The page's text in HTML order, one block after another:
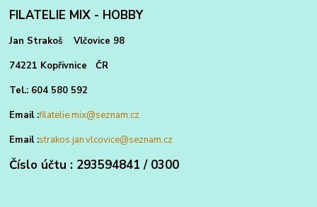
FILATELIE MIX - HOBBY
Jan Strakoš Vlčovice 98
74221 Kopřivnice ČR
Tel.: 604 580 592
Email :filatelie.mix@seznam.cz
Email :strakos.jan.vlcovice@seznam.cz
Číslo účtu : 293594841 / 0300